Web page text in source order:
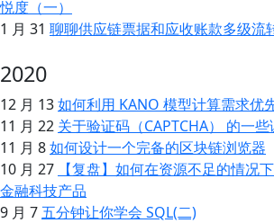
悦度（一）
1 月 31 聊聊供应链票据和应收账款多级流
2020
12 月 13如何利用 KANO 模型计算需求优
11 月 22 关于验证码（CAPTCHA） 的一些
11 月 8如何设计一个完备的区块链浏览器
10 月 27
【复盘】如何在资源不足的情况
金融科技产品
9 月 7五分钟让你学会 SQL(二)